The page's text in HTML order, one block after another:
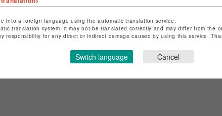
店舗名
名古屋PARCO
特定商取引法など法令に基づく表記はこちら
into a foreign language using the automatic translation service.
translation system, it may not be translated correctly and may differ from the
responsibility for any direct or indirect damage caused by using this service.
Switch language Cancel